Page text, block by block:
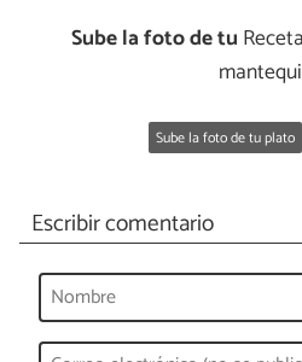
Sube la foto de tu
Sube la foto de tu plato
Escribir comentario